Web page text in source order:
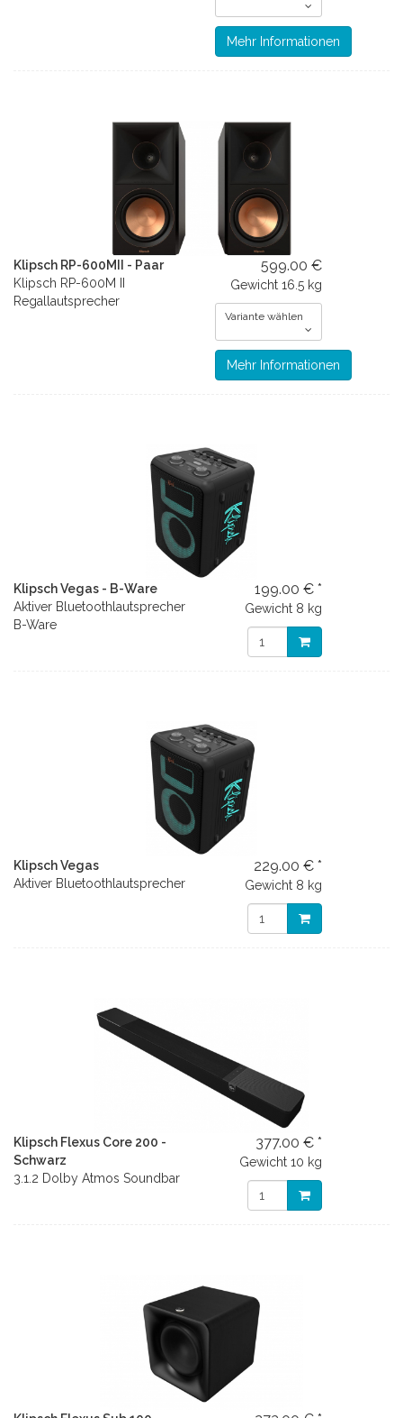
Mehr Informationen
Klipsch RP-600MII - Paar
Klipsch RP-600M II
Regallautsprecher
599.00 €
Gewicht 16.5 kg
Variante wählen
Mehr Informationen
Klipsch Vegas - B-Ware
Aktiver Bluetoothlautsprecher
B-Ware
199.00 € *
Gewicht 8 kg
Klipsch Vegas
Aktiver Bluetoothlautsprecher
229.00 € *
Gewicht 8 kg
Klipsch Flexus Core 200 -
Schwarz
3.1.2 Dolby Atmos Soundbar
377.00 € *
Gewicht 10 kg